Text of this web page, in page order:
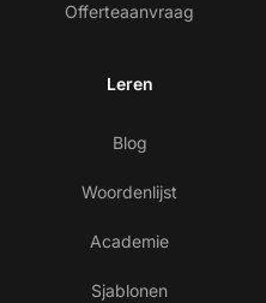
Offerteaanvraag
Leren
Blog
Woordenlijst
Academie
Sjablonen